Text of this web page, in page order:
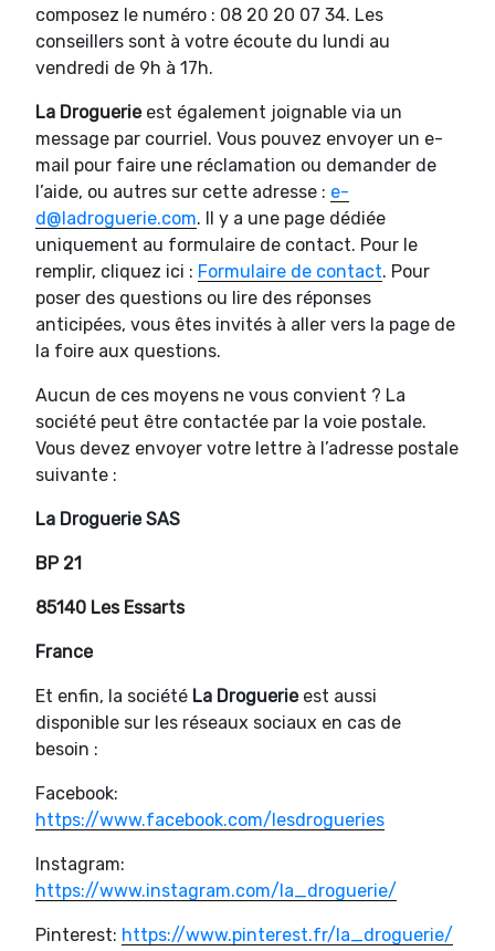
composez le numéro : 08 20 20 07 34. Les
conseillers sont à votre écoute du lundi au
vendredi de 9h à 17h.
La Droguerie est également joignable via un
message par courriel. Vous pouvez envoyer un e-
mail pour faire une réclamation ou demander de
l’aide, ou autres sur cette adresse : e-
d@ladroguerie.com. Il y a une page dédiée
uniquement au formulaire de contact. Pour le
remplir, cliquez ici : Formulaire de contact. Pour
poser des questions ou lire des réponses
anticipées, vous êtes invités à aller vers la page de
la foire aux questions.
Aucun de ces moyens ne vous convient ? La
société peut être contactée par la voie postale.
Vous devez envoyer votre lettre à l’adresse postale
suivante :
La Droguerie SAS
BP 21
85140 Les Essarts
France
Et enfin, la société La Droguerie est aussi
disponible sur les réseaux sociaux en cas de
besoin :
Facebook:
https://www.facebook.com/lesdrogueries
Instagram:
https://www.instagram.com/la_droguerie/
Pinterest: https://www.pinterest.fr/la_droguerie/